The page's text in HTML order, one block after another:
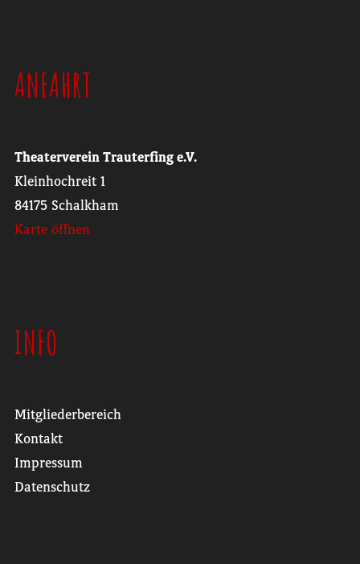
ANFAHRT
Theaterverein Trauterfing e.V.
Kleinhochreit 1
84175 Schalkham
Karte öffnen
INFO
Mitgliederbereich
Kontakt
Impressum
Datenschutz